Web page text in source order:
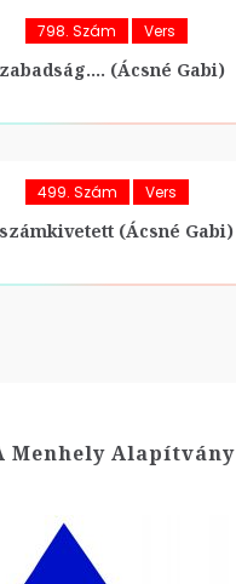
798. Szám Vers
(Ácsné Gabi)
499. Szám Vers
(Ácsné Gabi)
Menhely Alapítvány